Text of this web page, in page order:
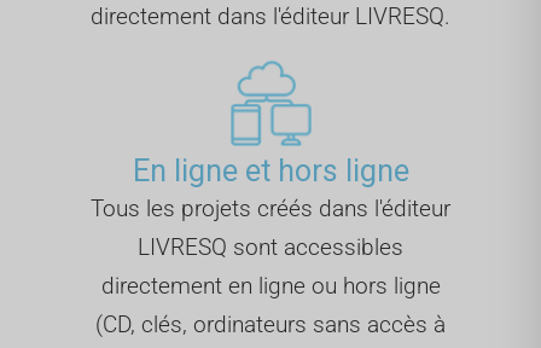
directement dans l'éditeur LIVRESQ.
En ligne et hors ligne
Tous les projets créés dans l'éditeur
LIVRESQ sont accessibles
directement en ligne ou hors ligne
(CD, clés, ordinateurs sans accès à